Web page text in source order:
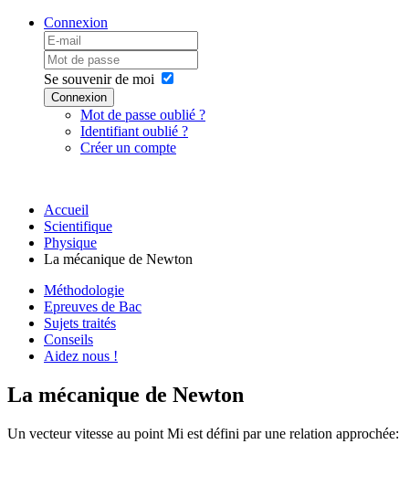
Connexion
Se souvenir de moi
Connexion
Mot de passe oublié ?
Identifiant oublié ?
Créer un compte
Accueil
Scientifique
Physique
La mécanique de Newton
Méthodologie
Epreuves de Bac
Sujets traités
Conseils
Aidez nous !
La mécanique de Newton
Un vecteur vitesse au point Mi est défini par une relation approchée: